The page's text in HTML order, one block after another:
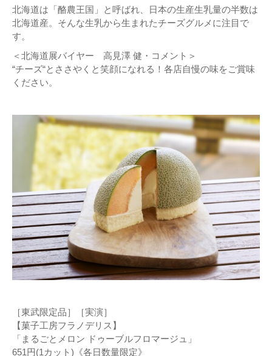
北海道は「酪農王国」と呼ばれ、日本の生産生乳量の半数は
北海道産。そんな生乳から生まれたチーズグルメに注目で
す。
＜北海道展バイヤー 高見澤 健・コメント＞
“チーズ“とささやくと笑顔になれる！各店自慢の味をご賞味
ください。
［東武限定品］［実演］
【菓子工房フラノデリス】
「まるごとメロン ドゥーブルフロマージュ」
651円(1カット)《各日数量限定》